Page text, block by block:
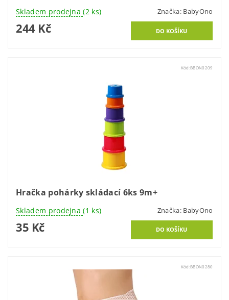
Skladem prodejna(2 ks) Značka: BabyOno
244 Kč
Kód: BBON0209
Hračka pohárky skládací 6ks 9m+
Skladem prodejna(1 ks) Značka: BabyOno
35 Kč
Kód: BBON0280